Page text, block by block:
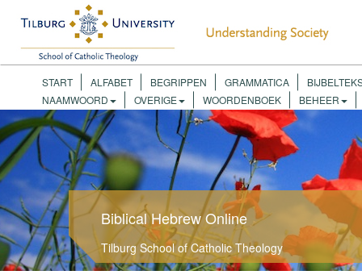
START ALFABET BEGRIPPEN GRAMMATICA
NAAMWOORD
OVERIGE WOORDENBOEK BEHEER
Biblical Hebrew Online
Tilburg School of Catholic Theology